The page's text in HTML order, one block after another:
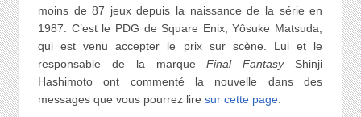
moins de 87 jeux depuis la naissance de la série en
1987. C’est le PDG de Square Enix, Yôsuke Matsuda,
qui est venu accepter le prix sur scène. Lui et le
responsable de la marqueFinal FantasyShinji
Hashimoto ont commenté la nouvelle dans des
messages que vous pourrez lire sur cette page.